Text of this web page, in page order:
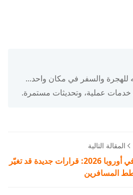
للهجرة والسفر في مكان واحد...
خدمات عملية، وتحديثات مستمرة.
المقالة التالية
أهم أخبار السفر والهجرة في أوروبا 2026: قرارات جديدة قد تغيّر
المسافرين